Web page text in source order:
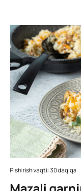
Pishirish vaqti: 30 daqiqa